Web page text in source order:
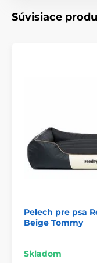
může stát, že
Výhody
kvalitný a
jedinečný
môžete prať v
Nevýhody
Súvisiace
Pelech pre psa
Beige Tommy
Skladom